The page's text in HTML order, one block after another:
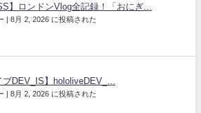
】ロンドンVlog全記録！「おにぎ...
| 8月 2, 2026 に投稿された
ブDEV_IS】hololiveDEV_...
| 8月 2, 2026 に投稿された